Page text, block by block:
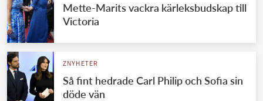
UTLÄNDSKT
VÄRLDENS KUNGAHUS
Svenska kungahuset
Brittiska kungahuset
Mette-Marits vackra kärleksbudskap till
Victoria
ZNYHETER
Så fint hedrade Carl Philip och Sofia sin
döde vän